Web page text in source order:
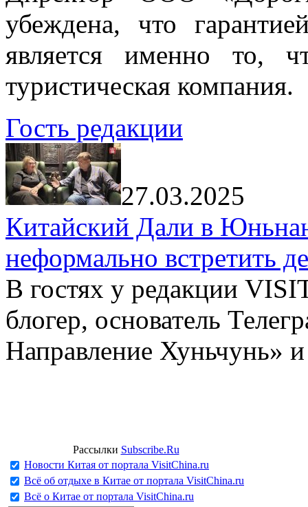
убеждена, что
является именно то,
туристическая компания.
Гость редакции
27.03.2025
Китайский Дали в
неформально встретить
В гостях у редакции
блогер, основатель
Направление Хуньчунь»
Рассылки Subscribe.Ru
Новости Китая от портала VisitChina.ru
Всё об отдыхе в Китае от портала VisitChina.ru
Всё о Китае от портала VisitChina.ru